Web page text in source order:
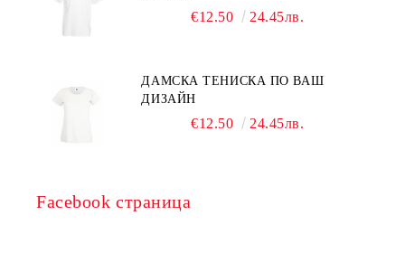
€12.50 24.45лв.
ДАМСКА ТЕНИСКА ПО ВАШ
ДИЗАЙН
€12.50 24.45лв.
Facebook страница